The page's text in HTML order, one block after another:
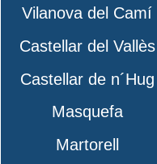
Vilanova del Camí
Castellar del Vallès
Castellar de n´Hug
Masquefa
Martorell